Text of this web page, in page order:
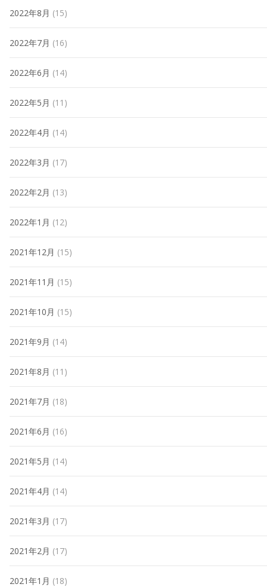
2022年8月 (15)
2022年7月 (16)
2022年6月 (14)
2022年5月 (11)
2022年4月 (14)
2022年3月 (17)
2022年2月 (13)
2022年1月 (12)
2021年12月 (15)
2021年11月 (15)
2021年10月 (15)
2021年9月 (14)
2021年8月 (11)
2021年7月 (18)
2021年6月 (16)
2021年5月 (14)
2021年4月 (14)
2021年3月 (17)
2021年2月 (17)
2021年1月 (18)